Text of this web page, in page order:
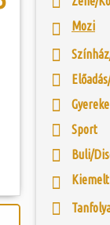
Témapark a
bemutató-
I. századi római
eredeti források
a városalapítás
Egyesület
egyben
a
A találkozó
játékkal és
a lépést a
Mozi
Sport
Buli/